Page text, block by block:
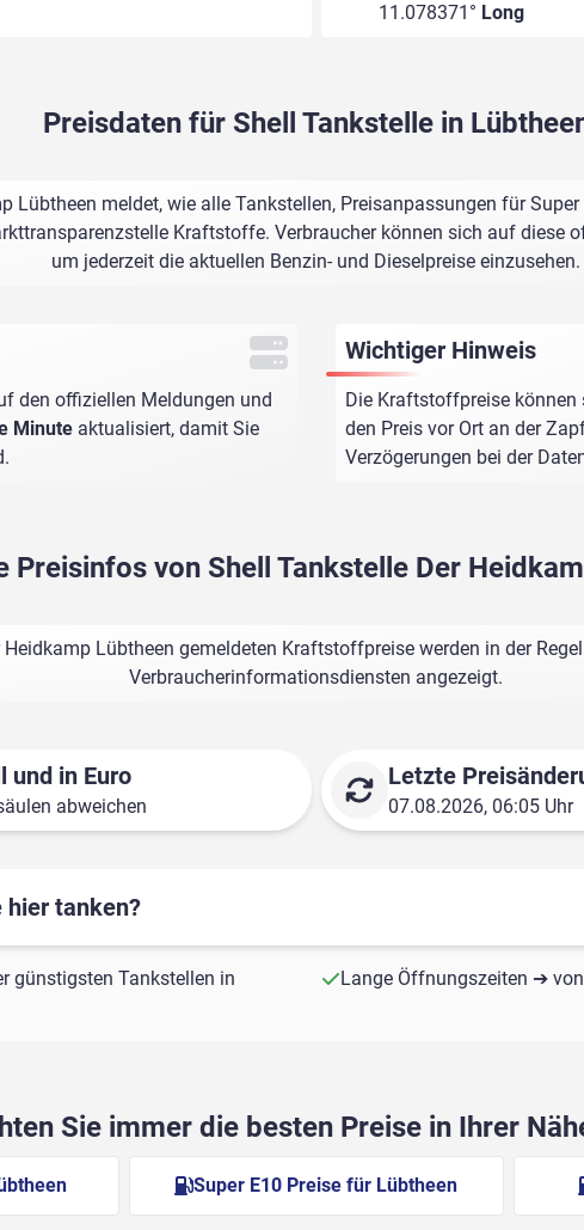
11.078371° Long
Preisdaten für Shell Tankstelle in
Lübtheen meldet, wie alle Tankstellen, Preisanpassungen für
Kraftstoffe. Verbraucher können sich auf diese
um jederzeit die aktuellen Benzin- und Dieselpreise einzusehen.
den offiziellen Meldungen und
Minute aktualisiert, damit Sie
Wichtiger Hinweis
Die Kraftstoffpreise
den Preis vor Ort an der
Verzögerungen bei der
Preisinfos von Shell Tankstelle Der
Heidkamp Lübtheen gemeldeten Kraftstoffpreise werden in der
Verbraucherinformationsdiensten angezeigt.
und in Euro
abweichen
Letzte
07.08.2026, 06:05 Uhr
hier tanken?
günstigsten Tankstellen in
Lange Öffnungszeiten ➔
Sie immer die besten Preise in Ihrer
Super E10 Preise für Lübtheen